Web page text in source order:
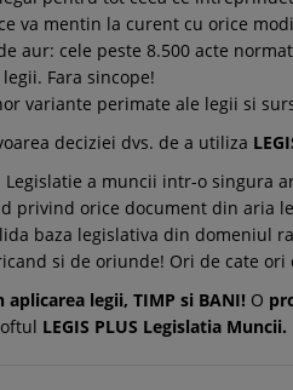
va mentin la curent cu orice
aur: cele peste 8.500 acte
Fara sincope!
variante perimate ale legii si
deciziei dvs. de a utiliza
Legislatie a muncii intr-o singura
privind orice document din aria
baza legislativa din domeniul
si de oriunde! Ori de cate
aplicarea legii, TIMP si BANI! O
LEGIS PLUS Legislatia Muncii.